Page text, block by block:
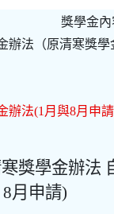
獎學金內
辦法（原清寒獎
辦法(1月與8月申
獎學金辦法
月申請)